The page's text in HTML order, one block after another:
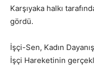
Karşıyaka halkı
gördü.
İşçi-Sen, Kadın
İşçi Hareketinin